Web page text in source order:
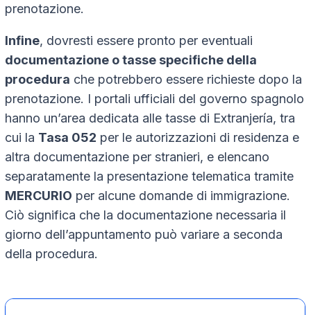
prenotazione.
Infine, dovresti essere pronto per eventuali
documentazione o tasse specifiche della
procedura che potrebbero essere richieste dopo la
prenotazione. I portali ufficiali del governo spagnolo
hanno un’area dedicata alle tasse di Extranjería, tra
cui la Tasa 052 per le autorizzazioni di residenza e
altra documentazione per stranieri, e elencano
separatamente la presentazione telematica tramite
MERCURIO per alcune domande di immigrazione.
Ciò significa che la documentazione necessaria il
giorno dell’appuntamento può variare a seconda
della procedura.